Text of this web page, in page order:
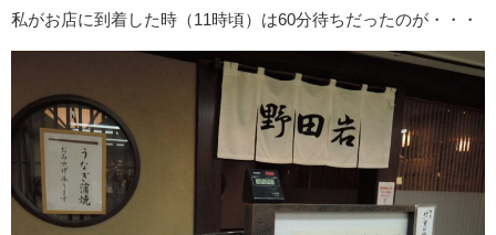
私がお店に到着した時（11時頃）は60分待ちだったのが・・・